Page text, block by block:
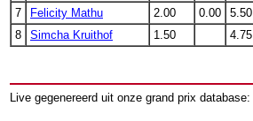
7
Felicity Mathu 2.00 0.00 5.50
8
Simcha Kruithof 1.50 4.75
Live gegenereerd uit onze grand prix database: